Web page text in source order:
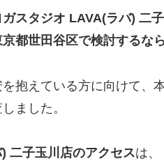
ガスタジオ LAVA(ラバ) 二
京都世田谷区で検討するな
抱えている方に向けて、
ました。
) 二子玉川店のアクセスは、